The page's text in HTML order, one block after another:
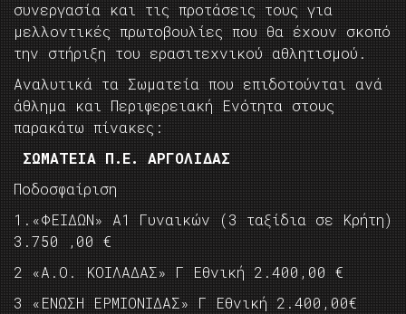
συνεργασία και τις προτάσεις τους για
μελλοντικές πρωτοβουλίες που θα έχουν σκοπό
την στήριξη του ερασιτεχνικού αθλητισμού.
Αναλυτικά τα Σωματεία που επιδοτούνται ανά
άθλημα και Περιφερειακή Ενότητα στους
παρακάτω πίνακες:
ΣΩΜΑΤΕΙΑ Π.Ε. ΑΡΓΟΛΙΔΑΣ
Ποδοσφαίριση
1.«ΦΕΙΔΩΝ» Α1 Γυναικών (3 ταξίδια σε Κρήτη)
3.750 ‚00 €
2 «Α.Ο. ΚΟΙΛΑΔΑΣ» Γ Εθνική 2.400,00 €
3 «ΕΝΩΣΗ ΕΡΜΙΟΝΙΔΑΣ» Γ Εθνική 2.400,00€